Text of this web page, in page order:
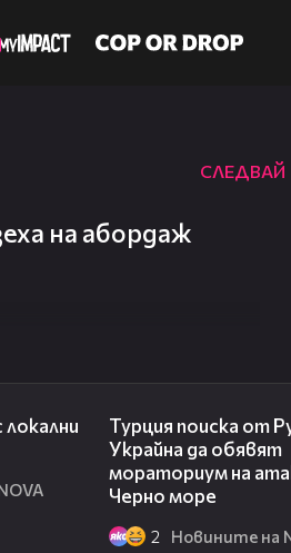
СЛЕДВАЙ
на абордаж
Турция поиска от
Украйна да обявят
мораториум на
Черно море
2 Новините на